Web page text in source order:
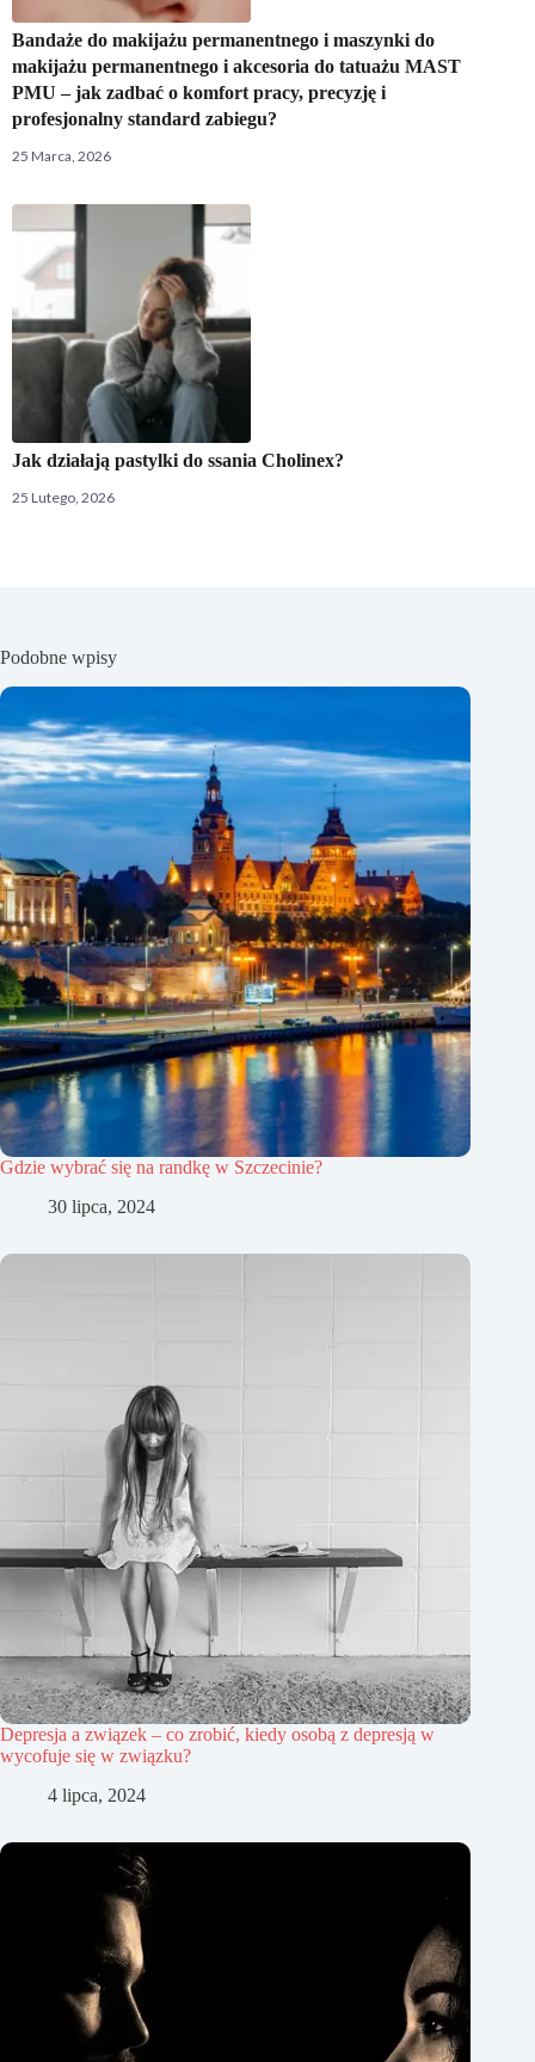
Bandaże do makijażu permanentnego i maszynki do
makijażu permanentnego i akcesoria do tatuażu MAST
PMU – jak zadbać o komfort pracy, precyzję i
profesjonalny standard zabiegu?
25 Marca, 2026
Jak działają pastylki do ssania Cholinex?
25 Lutego, 2026
Podobne wpisy
Gdzie wybrać się na randkę w Szczecinie?
30 lipca, 2024
Depresja a związek – co zrobić, kiedy osobą z depresją w
wycofuje się w związku?
4 lipca, 2024